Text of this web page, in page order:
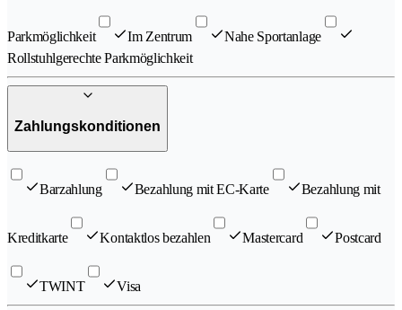
Parkmöglichkeit Im Zentrum
Nahe Sportanlage
Rollstuhlgerechte Parkmöglichkeit
Zahlungskonditionen
Barzahlung Bezahlung mit EC-Karte Bezahlung mit
Kreditkarte Kontaktlos bezahlen Mastercard Postcard
TWINT Visa